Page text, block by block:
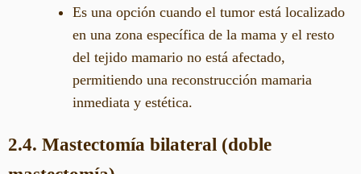
Es una opción cuando el tumor está localizado
en una zona específica de la mama y el resto
del tejido mamario no está afectado,
permitiendo una reconstrucción mamaria
inmediata y estética.
2.4. Mastectomía bilateral (doble